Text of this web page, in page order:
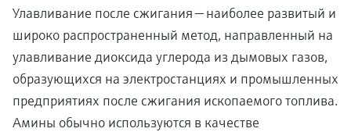
Улавливание после сжигания — наиболее развитый и
широко распространенный метод, направленный на
улавливание диоксида углерода из дымовых газов,
образующихся на электростанциях и промышленных
предприятиях после сжигания ископаемого топлива.
Амины обычно используются в качестве